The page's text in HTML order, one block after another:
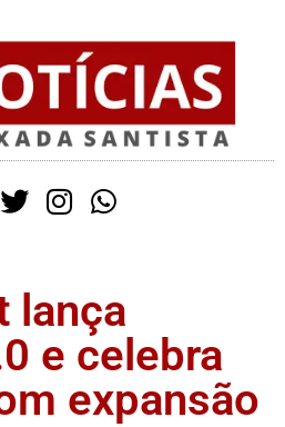
lança
e celebra
expansão